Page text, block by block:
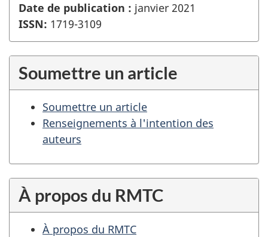
Date de publication : janvier 2021
ISSN: 1719-3109
Soumettre un article
Soumettre un article
Renseignements à l'intention des
auteurs
À propos du RMTC
À propos du RMTC